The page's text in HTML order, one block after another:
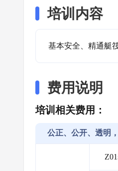
培训内容
基本安全、精通艇
费用说明
培训相关费用：
公正、公开、透明